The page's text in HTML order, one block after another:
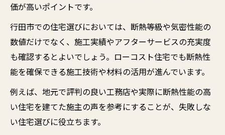
価が高いポイントです。
行田市での住宅選びにおいては、断熱等級や気密性能の
数値だけでなく、施工実績やアフターサービスの充実度
も確認するとよいでしょう。ローコスト住宅でも断熱性
能を確保できる施工技術や材料の活用が進んでいます。
例えば、地元で評判の良い工務店や実際に断熱性能の高
い住宅を建てた施主の声を参考にすることが、失敗しな
い住宅選びに役立ちます。